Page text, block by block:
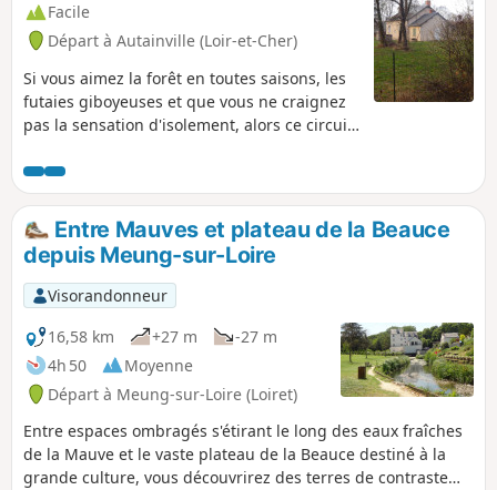
Facile
Départ à Autainville (Loir-et-Cher)
Si vous aimez la forêt en toutes saisons, les
futaies giboyeuses et que vous ne craignez
pas la sensation d'isolement, alors ce circuit
Entre Mauves et plateau de la Beauce
depuis Meung-sur-Loire
Visorandonneur
16,58 km
+27 m
-27 m
4h 50
Moyenne
Départ à Meung-sur-Loire (Loiret)
Entre espaces ombragés s'étirant le long des eaux fraîches
de la Mauve et le vaste plateau de la Beauce destiné à la
grande culture, vous découvrirez des terres de contraste